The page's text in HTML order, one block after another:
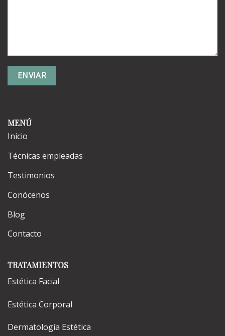
MENÚ
Inicio
Técnicas empleadas
Testimonios
Conócenos
Blog
Contacto
TRATAMIENTOS
Estética Facial
Estética Corporal
Dermatología Estética